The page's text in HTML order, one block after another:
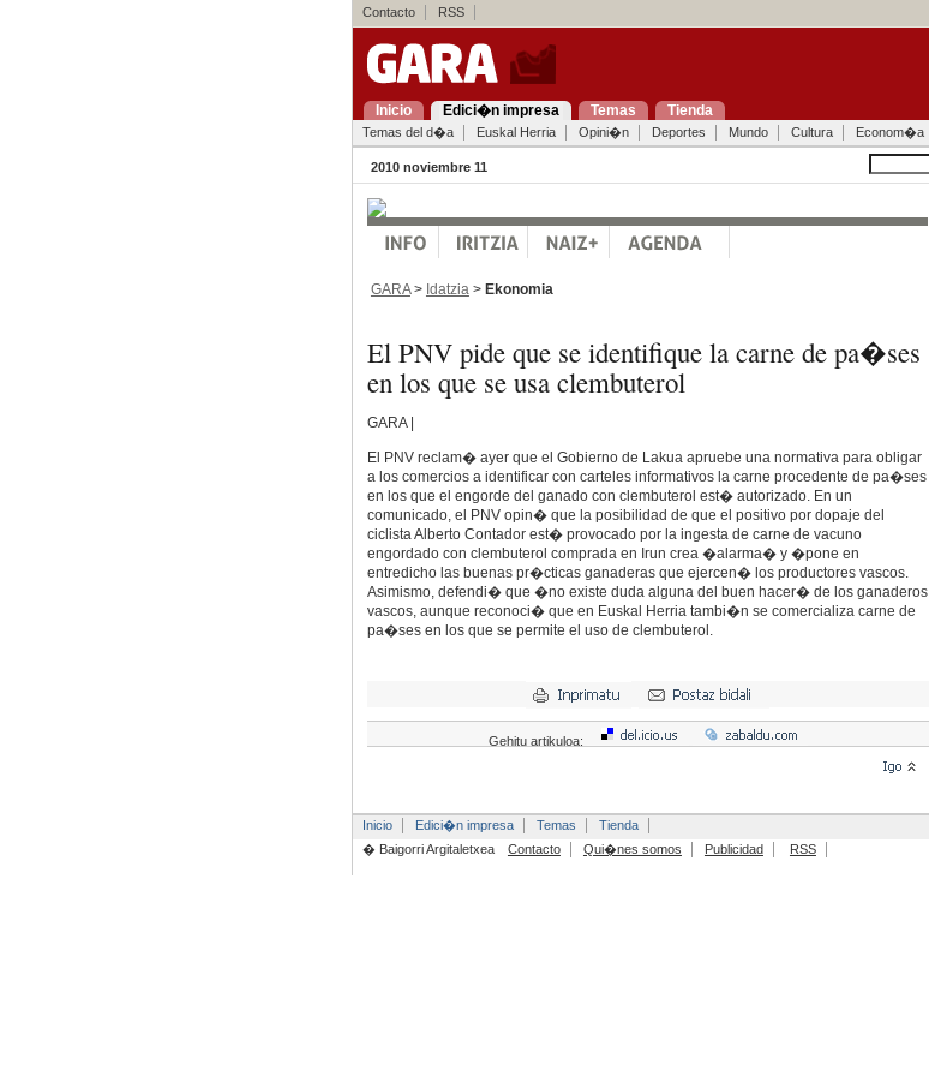
Contacto RSS
Inicio Edici�n impresa Temas Tienda
Temas del d�a Euskal Herria Opini�n Deportes Mundo Cultura Econom�a
2010 noviembre 11
GARA> Idatzia > Ekonomia
El PNV pide que se identifique la carne de pa�ses
en los que se usa clembuterol
GARA |
El PNV reclam� ayer que el Gobierno de Lakua apruebe una normativa para obligar
a los comercios a identificar con carteles informativos la carne procedente de pa�ses
en los que el engorde del ganado con clembuterol est� autorizado. En un
comunicado, el PNV opin� que la posibilidad de que el positivo por dopaje del
ciclista Alberto Contador est� provocado por la ingesta de carne de vacuno
engordado con clembuterol comprada en Irun crea �alarma� y �pone en
entredicho las buenas pr�cticas ganaderas que ejercen� los productores vascos.
Asimismo, defendi� que �no existe duda alguna del buen hacer� de los ganaderos
vascos, aunque reconoci� que en Euskal Herria tambi�n se comercializa carne de
pa�ses en los que se permite el uso de clembuterol.
Gehitu artikuloa:
Inicio Edici�n impresa Temas
Tienda
� Baigorri Argitaletxea
Contacto Qui�nes somos Publicidad RSS